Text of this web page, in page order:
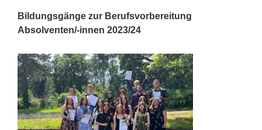
Bildungsgänge zur Berufsvorbereitung
Absolventen/-innen 2023/24